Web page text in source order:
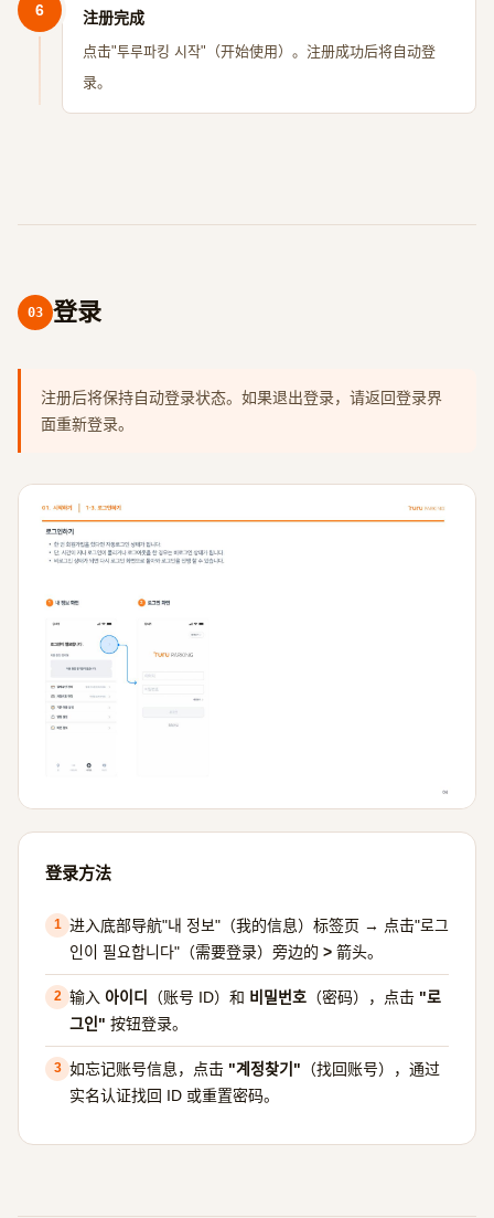
6 注册完成
点击"투루파킹 시작"（开始使用）。注册成功后将自动登
录。
03 登录
注册后将保持自动登录状态。如果退出登录，请返回登录界
面重新登录。
登录方法
1 进入底部导航"내 정보"（我的信息）标签页 → 点击"로그
인이 필요합니다"（需要登录）旁边的 > 箭头。
2 输入 아이디 （账号 ID）和 비밀번호 （密码），点击 "로
그인" 按钮登录。
3 如忘记账号信息，点击 "계정찾기" （找回账号），通过
实名认证找回 ID 或重置密码。